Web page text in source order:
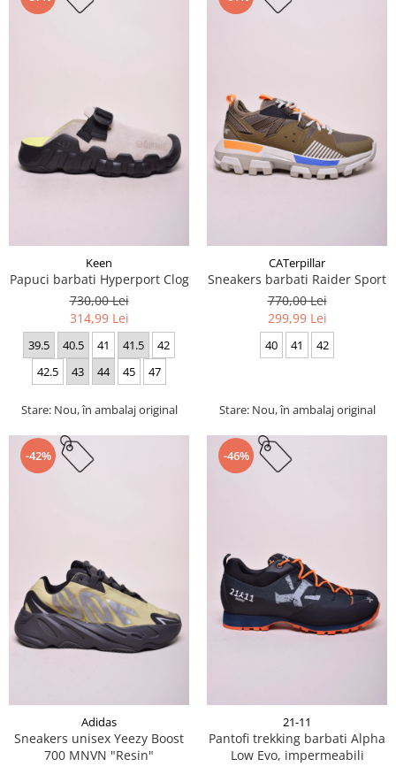
Keen
Papuci barbati Hyperport Clog
730,00 Lei
314,99 Lei
39.5 40.5 41 41.5
42
42.5
43 44 45 47
Stare: Nou, în ambalaj original
CATerpillar
Sneakers barbati Raider Sport
770,00 Lei
299,99 Lei
40 41 42
Stare: Nou, în ambalaj original
-42%
Adidas
Sneakers unisex Yeezy Boost
700 MNVN "Resin"
-46%
21-11
Pantofi trekking barbati Alpha
Low Evo, impermeabili